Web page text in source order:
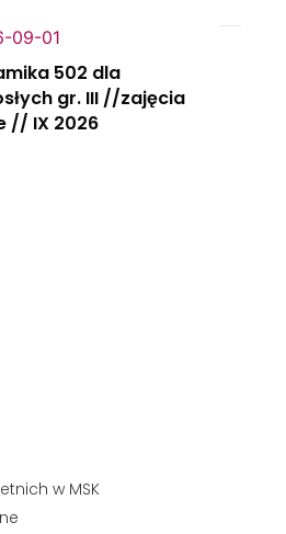
09-01
502 dla
gr. III //zajęcia
// IX 2026
w MSK